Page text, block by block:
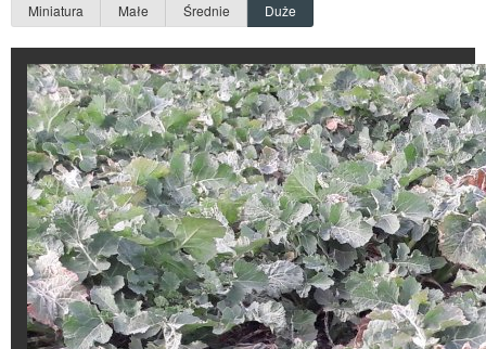
Miniatura Małe Średnie Duże